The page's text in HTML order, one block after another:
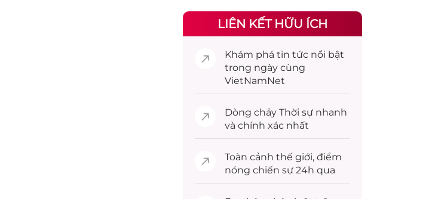
LIÊN KẾT HỮU ÍCH
Khám phá tin tức nổi bật
trong ngày cùng
VietNamNet
Dòng chảy Thời sự nhanh
và chính xác nhất
Toàn cảnh thế giới, điểm
nóng chiến sự 24h qua